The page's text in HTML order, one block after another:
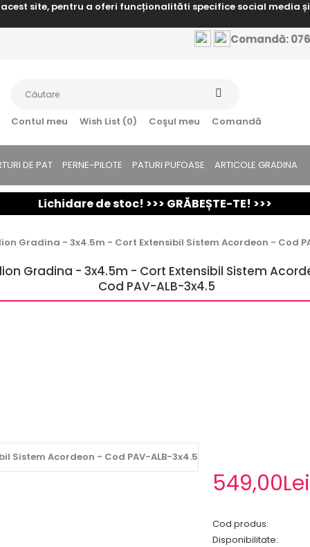
site, pentru a oferi funcționalităti specifice social media
Comandă:
Contul meu Wish List (0) Coşul meu Comandă
DE PAT PERNE-PILOTE PATURI PUFOASE ARTICOLE GRADINA
Lichidare de stoc! >>> GRĂBEȘTE-TE! >>>
Gradina - 3x4.5m - Cort Extensibil Sistem Acordeon - Cod
Gradina - 3x4.5m - Cort Extensibil Sistem
Cod PAV-ALB-3x4.5
549,00Lei
Cod produs:
Disponibilitate: